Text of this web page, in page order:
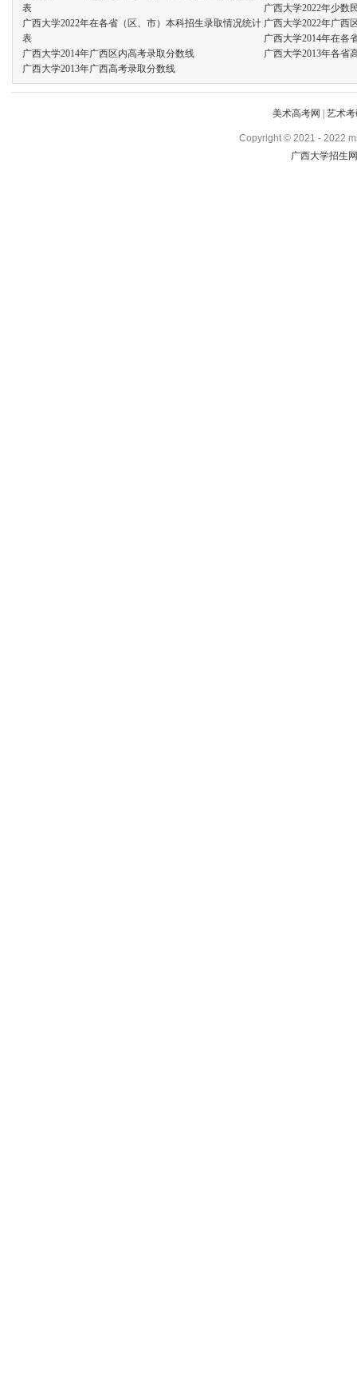
表
广西大学2022年少数
广西大学2022年在各省（区、市）本科招生录取情况统计
表
广西大学2022年广西
广西大学2014年在各
广西大学2014年广西区内高考录取分数线
广西大学2013年各省
广西大学2013年广西高考录取分数线
美术高考网 艺术
Copyright©2021 - 2022
广西大学招生网